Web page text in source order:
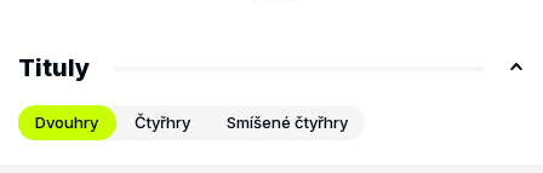
Tituly
Dvouhry Čtyřhry Smíšené čtyřhry